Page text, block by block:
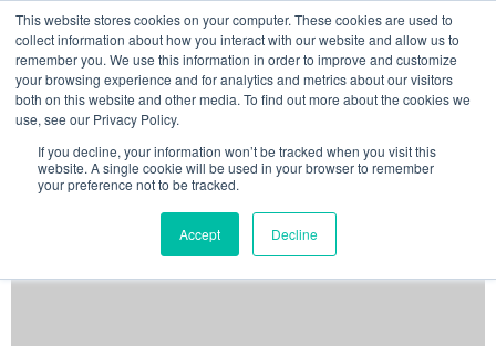
This website stores cookies on your computer. These cookies are used to
collect information about how you interact with our website and allow us to
remember you. We use this information in order to improve and customize
your browsing experience and for analytics and metrics about our visitors
both on this website and other media. To find out more about the cookies we
use, see our Privacy Policy.
If you decline, your information won’t be tracked when you visit this
website. A single cookie will be used in your browser to remember
your preference not to be tracked.
Accept Decline
Vai
contenuto
09/08/202608:19:47
LinkedinFacebook
X TelegramWhatsappMastodon
INIZIATIVE ASTORRI